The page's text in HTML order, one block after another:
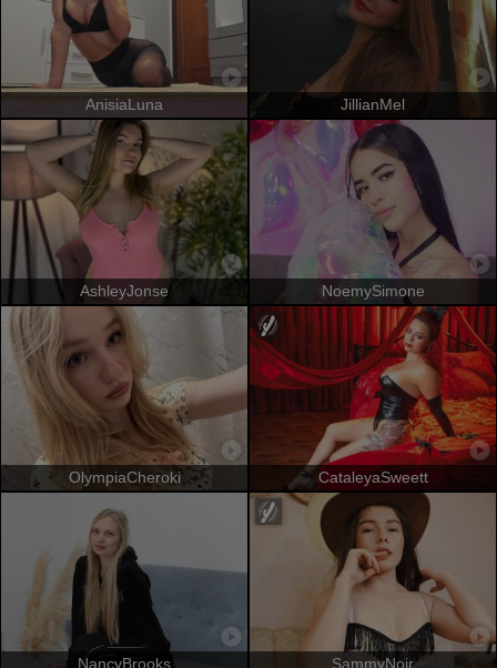
AnisiaLuna JillianMel
AshleyJonse NoemySimone
OlympiaCheroki CataleyaSweett
NancyBrooks SammyNoir